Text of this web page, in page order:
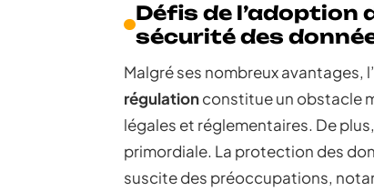
Défis de l’adoption
sécurité des
Malgré ses nombreux avantages,
régulationconstitue un obstacle
légales et réglementaires. De
primordiale. La protection des
suscite des préoccupations,